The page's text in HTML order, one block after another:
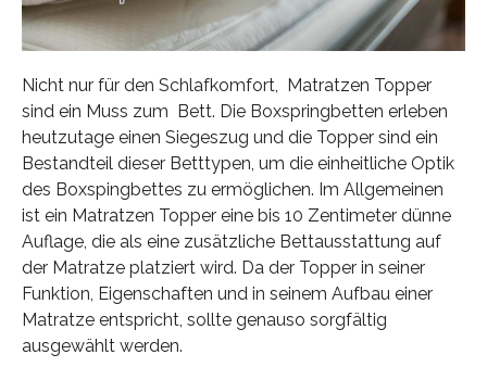
Nicht nur für den Schlafkomfort, Matratzen Topper
sind ein Muss zum Bett. Die Boxspringbetten erleben
heutzutage einen Siegeszug und die Topper sind ein
Bestandteil dieser Betttypen, um die einheitliche Optik
des Boxspingbettes zu ermöglichen. Im Allgemeinen
ist ein Matratzen Topper eine bis 10 Zentimeter dünne
Auflage, die als eine zusätzliche Bettausstattung auf
der Matratze platziert wird. Da der Topper in seiner
Funktion, Eigenschaften und in seinem Aufbau einer
Matratze entspricht, sollte genauso sorgfältig
ausgewählt werden.